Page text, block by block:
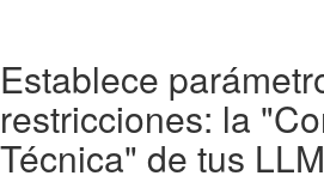
Establece
restricciones: la
Técnica" de tus